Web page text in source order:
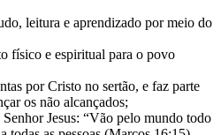
leitura e aprendizado por meio do
físico e espiritual para o povo
por Cristo no sertão, e faz parte
os não alcançados;
Jesus: “Vão pelo mundo todo